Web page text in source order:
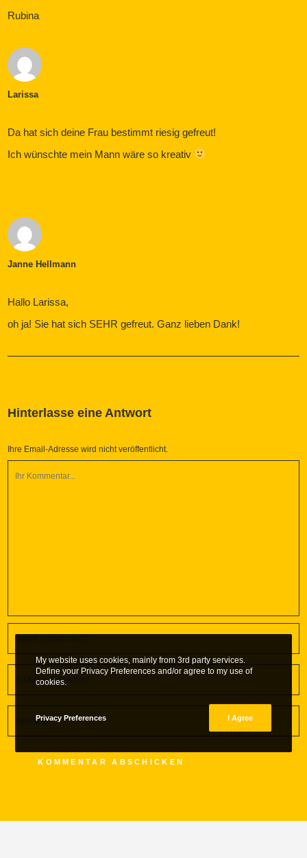
Rubina
Larissa
Da hat sich deine Frau bestimmt riesig gefreut!
Ich wünschte mein Mann wäre so kreativ
Janne Hellmann
Hallo Larissa,
oh ja! Sie hat sich SEHR gefreut. Ganz lieben Dank!
Hinterlasse eine Antwort
Ihre Email-Adresse wird nicht veröffentlicht.
My website uses cookies, mainly from 3rd party services.
Define your Privacy Preferences and/or agree to my use of
cookies.
Privacy Preferences I Agree